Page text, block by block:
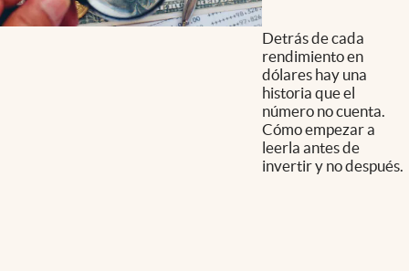
Detrás de cada
rendimiento en
dólares hay una
historia que el
número no cuenta.
Cómo empezar a
leerla antes de
invertir y no después.